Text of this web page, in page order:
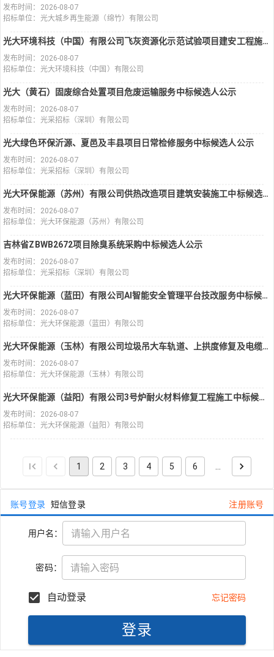
发布时间：2026-08-07
招标单位：光大城乡再生能源（绵竹）有限公司
光大环境科技（中国）有限公司飞灰资源化示范试验项目建安工程施工中标候选人公示
发布时间：2026-08-07
招标单位：光大环境科技（中国）有限公司
光大（黄石）固废综合处置项目危废运输服务中标候选人公示
发布时间：2026-08-07
招标单位：光采招标（深圳）有限公司
光大绿色环保沂源、夏邑及丰县项目日常检修服务中标候选人公示
发布时间：2026-08-07
招标单位：光采招标（深圳）有限公司
光大环保能源（苏州）有限公司供热改造项目建筑安装施工中标候选人公示
发布时间：2026-08-07
招标单位：光大环保能源（苏州）有限公司
吉林省ZBWB2672项目除臭系统采购中标候选人公示
发布时间：2026-08-07
招标单位：光采招标（深圳）有限公司
光大环保能源（蓝田）有限公司AI智能安全管理平台技改服务中标候选人公示
发布时间：2026-08-07
招标单位：光大环保能源（蓝田）有限公司
光大环保能源（玉林）有限公司垃圾吊大车轨道、上拱度修复及电缆、滑车系统性能恢复大修服务中标候选人公示
发布时间：2026-08-07
招标单位：光大环保能源（玉林）有限公司
光大环保能源（益阳）有限公司3号炉耐火材料修复工程施工中标候选人公示
发布时间：2026-08-07
招标单位：光大环保能源（益阳）有限公司
1 2 3 4 5 6
账号登录 短信登录 注册账号
用户名：
密码：
自动登录 忘记密码
登录